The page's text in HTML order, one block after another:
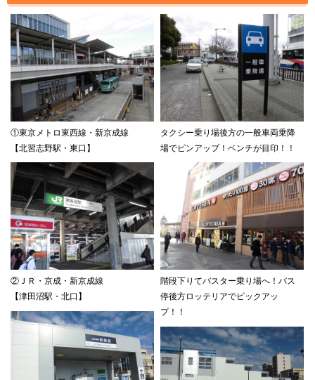
①東京メトロ東西線・新京成線
【北習志野駅・東口】
タクシー乗り場後方の一般車両乗降
場でピンアップ！ベンチが目印！！
②ＪＲ・京成・新京成線
【津田沼駅・北口】
階段下りてバスター乗り場へ！バス
停後方ロッテリアでピックアッ
プ！！